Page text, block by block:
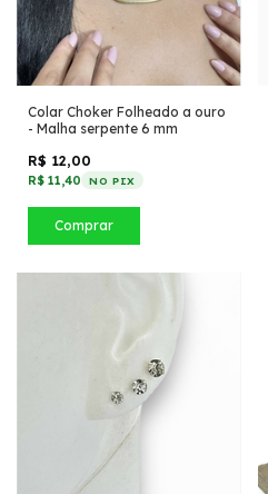
Colar Choker Folheado a ouro
- Malha serpente 6 mm
R$ 12,00
R$ 11,40 NO PIX
Comprar